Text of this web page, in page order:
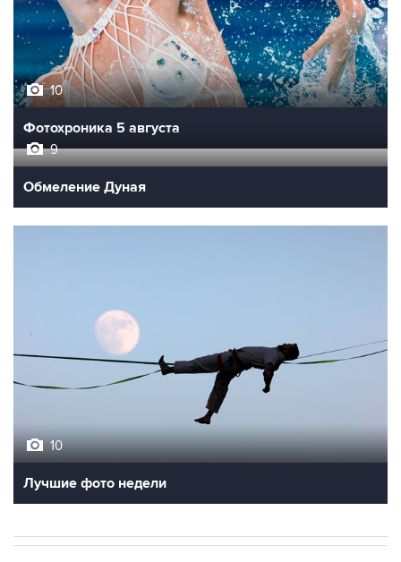
10
Фотохроника 5 августа
Обмеление Дуная